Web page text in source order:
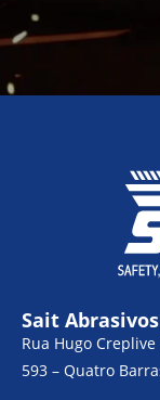
Sait Abrasivos
Rua Hugo
593 – Quatro